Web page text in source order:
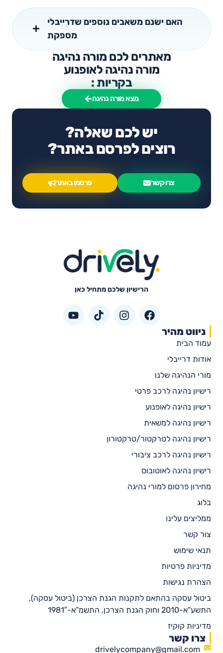
האם ישנם משאבים נוספים שדרייבלי
מספקת
מאתרים לכם מורה נהיגה
מורה נהיגה לאופנוע
בקריות :
מצא מורה נהיגה
יש לכם שאלה?
רוצים לפרסם באתר?
צרו קשר פרסמו באתר
הרישיון שלכם מתחיל כאן
ניווט מהיר
עמוד הבית
אודות דרייבלי
מורי הנהיגה שלנו
רישיון נהיגה לרכב פרטי
רישיון נהיגה לאופנוע
רישיון נהיגה למשאית
רישיון נהיגה לטרקטור/טרקטורון
רישיון נהיגה לרכב ציבורי
רישיון נהיגה לאוטובוס
מחירון פרסום למורי נהיגה
בלוג
ממליצים עלינו
צור קשר
תנאי שימוש
מדיניות פרטיות
הצהרת נגישות
ביטול עסקה בהתאם לתקנות הגנת הצרכן (ביטול עסקה),
התשע”א-2010 וחוק הגנת הצרכן, התשמ”א-1981″
מדיניות קוקיז
צרו קשר
drivelycompany@gmail.com